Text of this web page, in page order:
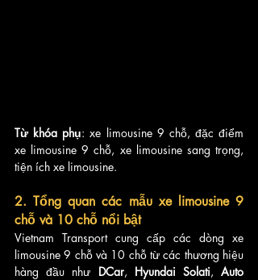
Từ khóa phụ: xe limousine 9 chỗ, đặc điểm
xe limousine 9 chỗ, xe limousine sang trọng,
tiện ích xe limousine.
2. Tổng quan các mẫu xe limousine 9
chỗ và 10 chỗ nổi bật
Vietnam Transport cung cấp các dòng xe
limousine 9 chỗ và 10 chỗ từ các thương hiệu
hàng đầu như DCar, Hyundai Solati, Auto